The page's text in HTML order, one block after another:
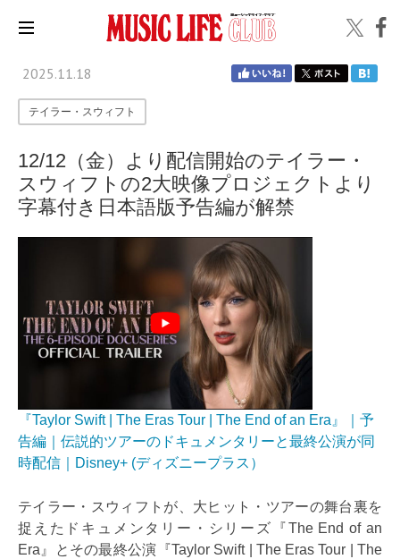
2025.11.18
テイラー・スウィフト
12/12（金）より配信開始のテイラー・
スウィフトの2大映像プロジェクトより
字幕付き日本語版予告編が解禁
『Taylor Swift | The Eras Tour | The End of an Era』｜予
告編｜伝説的ツアーのドキュメンタリーと最終公演が同
時配信｜Disney+ (ディズニープラス）
テイラー・スウィフトが、大ヒット・ツアーの舞台裏を
捉えたドキュメンタリー・シリーズ『The End of an
Era』とその最終公演『Taylor Swift | The Eras Tour | The